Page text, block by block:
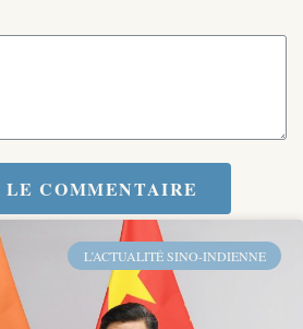
L’ACTUALITÉ SINO-INDIENNE
COMMENTAIRE